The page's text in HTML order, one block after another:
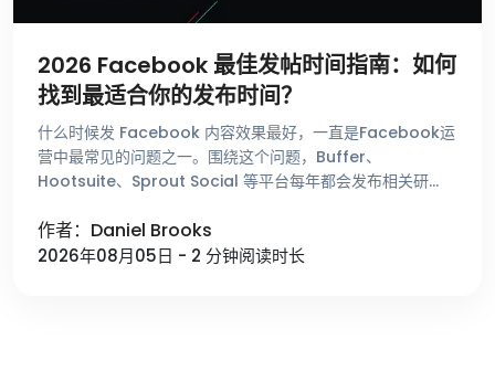
2026 Facebook 最佳发帖时间指南：如何
找到最适合你的发布时间？
什么时候发 Facebook 内容效果最好，一直是Facebook运
营中最常见的问题之一。围绕这个问题，Buffer、
Hootsuite、Sprout Social 等平台每年都会发布相关研
作者：Daniel Brooks
2026年08月05日 - 2 分钟阅读时长